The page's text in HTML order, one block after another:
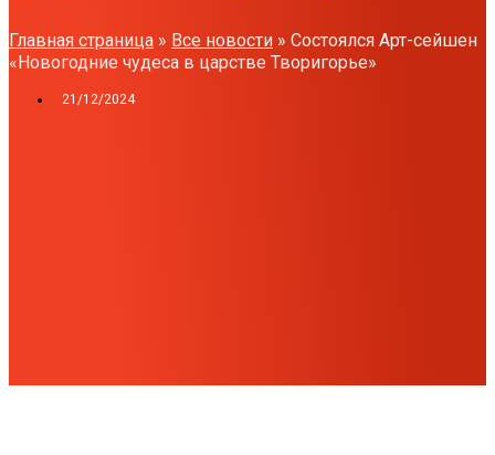
Главная страница » Все новости » Состоялся Арт-сейшен
«Новогодние чудеса в царстве Творигорье»
21/12/2024